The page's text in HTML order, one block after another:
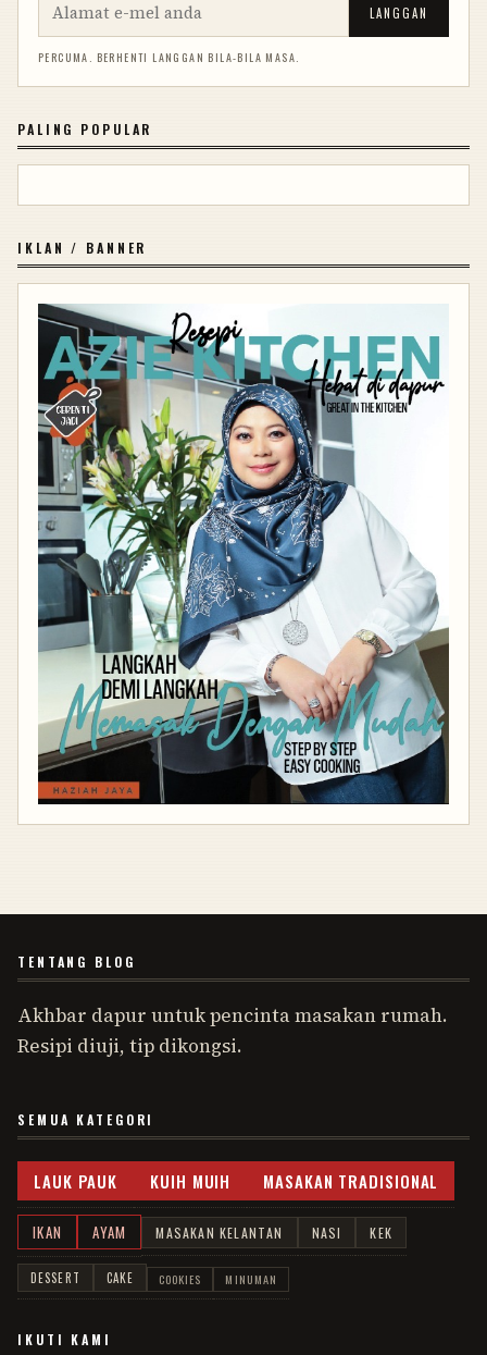
LANGGAN
PERCUMA. BERHENTI LANGGAN BILA-BILA MASA.
PALING POPULAR
IKLAN / BANNER
TENTANG BLOG
Akhbar dapur untuk pencinta masakan rumah.
Resipi diuji, tip dikongsi.
SEMUA KATEGORI
LAUK PAUK KUIH MUIH MASAKAN TRADISIONAL
IKAN AYAM MASAKAN KELANTAN NASI KEK
DESSERT CAKE COOKIES MINUMAN
IKUTI KAMI